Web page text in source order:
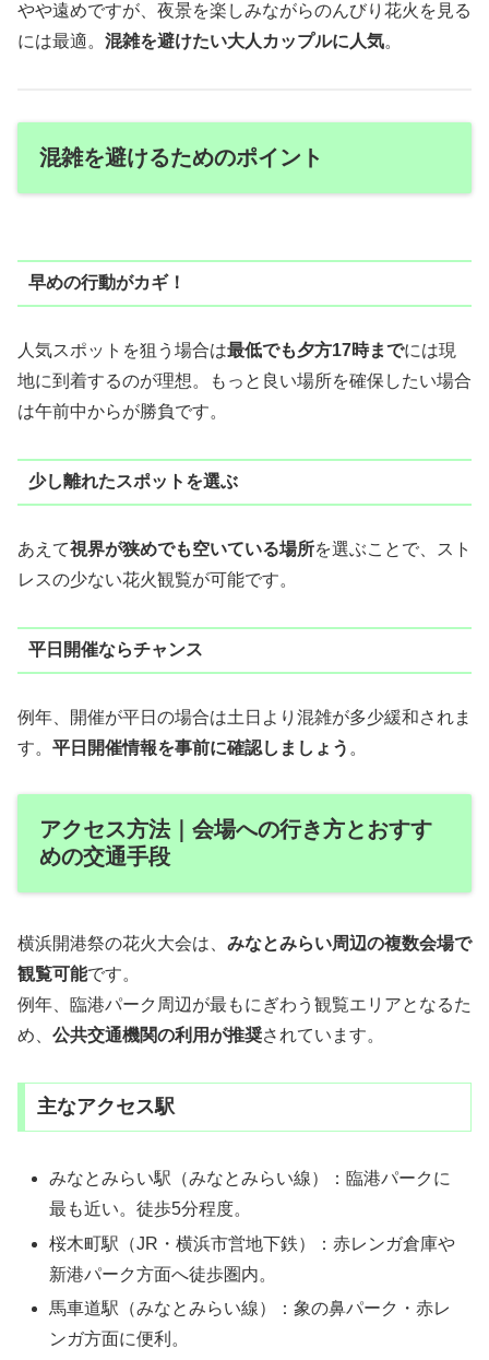
やや遠めですが、夜景を楽しみながらのんびり花火を見る
には最適。 混雑を避けたい大人カップルに人気。
混雑を避けるためのポイント
早めの行動がカギ！
人気スポットを狙う場合は最低でも夕方17時までには現
地に到着するのが理想。もっと良い場所を確保したい場合
は午前中からが勝負です。
少し離れたスポットを選ぶ
あえて視界が狭めでも空いている場所を選ぶことで、スト
レスの少ない花火観覧が可能です。
平日開催ならチャンス
例年、開催が平日の場合は土日より混雑が多少緩和されま
す。 平日開催情報を事前に確認しましょう 。
アクセス方法｜会場への行き方とおすす
めの交通手段
横浜開港祭の花火大会は、 みなとみらい周辺の複数会場で
観覧可能です。
例年、臨港パーク周辺が最もにぎわう観覧エリアとなるた
め、 公共交通機関の利用が推奨されています。
主なアクセス駅
みなとみらい駅（みなとみらい線）：臨港パークに
最も近い。徒歩5分程度。
桜木町駅（JR・横浜市営地下鉄）：赤レンガ倉庫や
新港パーク方面へ徒歩圏内。
馬車道駅（みなとみらい線）：象の鼻パーク・赤レ
ンガ方面に便利。